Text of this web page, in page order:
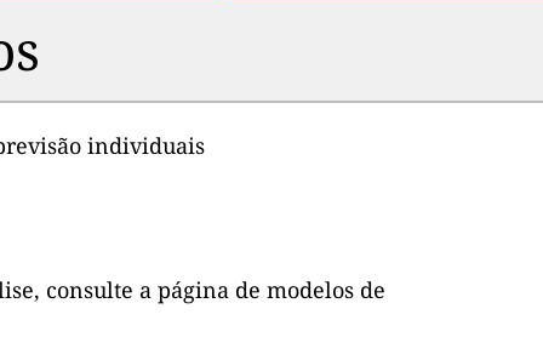
individuais
consulte a página de modelos de